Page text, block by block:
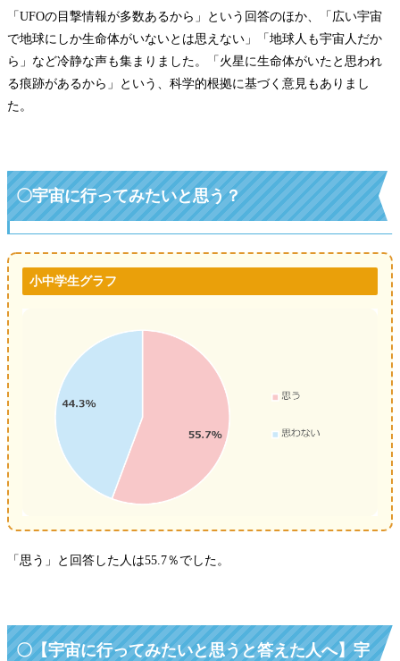
「UFOの目撃情報が多数あるから」という回答のほか、「広い宇宙
で地球にしか生命体がいないとは思えない」「地球人も宇宙人だか
ら」など冷静な声も集まりました。「火星に生命体がいたと思われ
る痕跡があるから」という、科学的根拠に基づく意見もありまし
た。
〇宇宙に行ってみたいと思う？
小中学生グラフ
「思う」と回答した人は55.7％でした。
〇【宇宙に行ってみたいと思うと答えた人へ】宇